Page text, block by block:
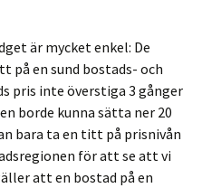
är mycket enkel: De
på en sund bostads- och
pris inte överstiga 3 gånger
borde kunna sätta ner 20
bara ta en titt på prisnivån
för att se att vi
att en bostad på en